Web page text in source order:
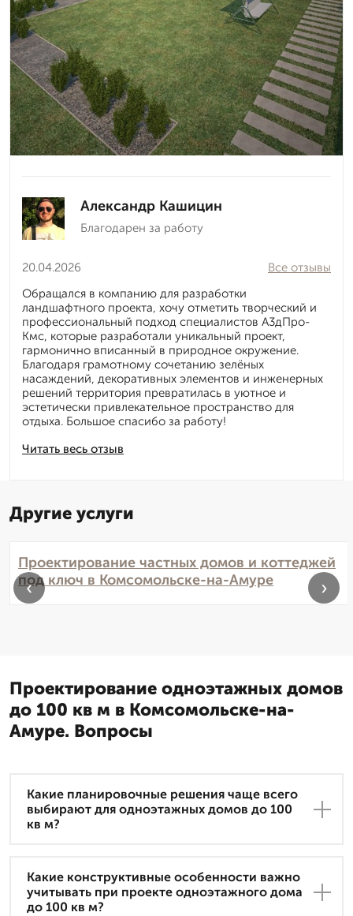
Александр Кашицин
Благодарен за работу
20.04.2026
Читать весь отзыв
Все отзывы
Обращался в компанию для разработки
ландшафтного проекта, хочу отметить творческий и
профессиональный подход специалистов А3дПро-
Кмс, которые разработали уникальный проект,
гармонично вписанный в природное окружение.
Благодаря грамотному сочетанию зелёных
насаждений, декоративных элементов и инженерных
решений территория превратилась в уютное и
эстетически привлекательное пространство для
отдыха. Большое спасибо за работу!
Другие услуги
Проектирование частных домов и коттеджей
под ключ в Комсомольске-на-Амуре
‹ ›
Проектирование одноэтажных домов
до 100 кв м в Комсомольске-на-
Амуре. Вопросы
Какие планировочные решения чаще всего
выбирают для одноэтажных домов до 100
кв м?
Какие конструктивные особенности важно
учитывать при проекте одноэтажного дома
до 100 кв м?